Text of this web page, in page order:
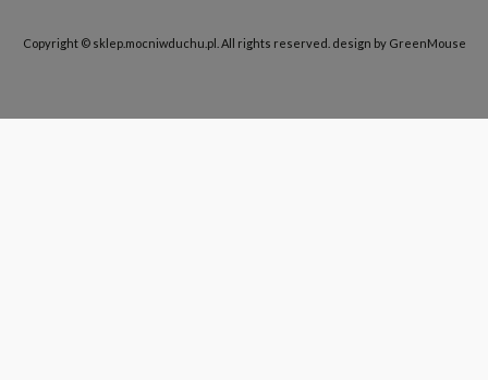
Copyright © sklep.mocniwduchu.pl. All rights reserved. design by GreenMouse